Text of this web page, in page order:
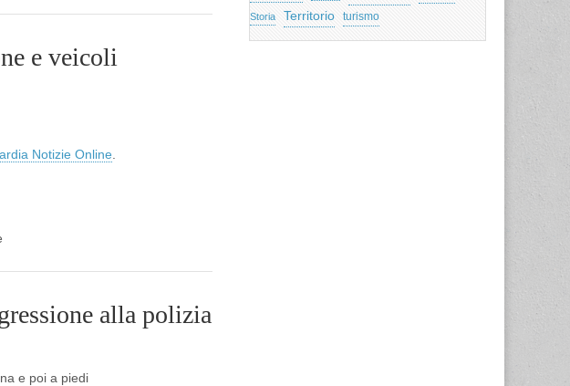
e veicoli
Notizie Online
alla polizia
e poi a piedi
Storia Territorio turismo